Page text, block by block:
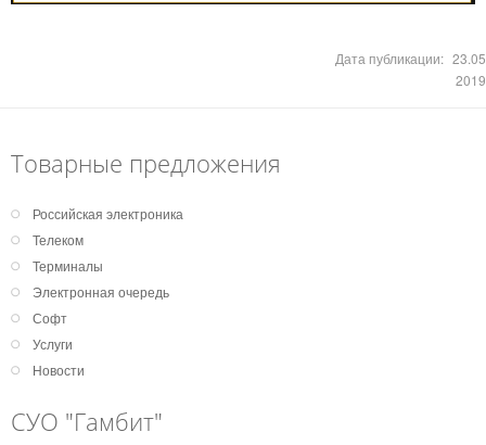
Дата публикации: 23.05
2019
Товарные предложения
Российская электроника
Телеком
Терминалы
Электронная очередь
Софт
Услуги
Новости
СУО "Гамбит"